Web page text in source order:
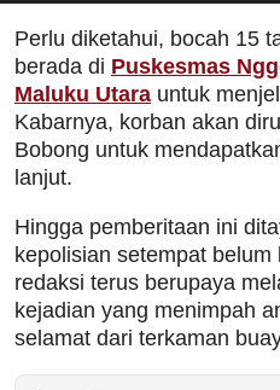
Perlu diketahui, bocah 15
berada di Puskesmas
Maluku Utara untuk
Kabarnya, korban akan
Bobong untuk
lanjut.
Hingga pemberitaan ini
kepolisian setempat
redaksi terus berupaya
kejadian yang menimpah
selamat dari terkaman